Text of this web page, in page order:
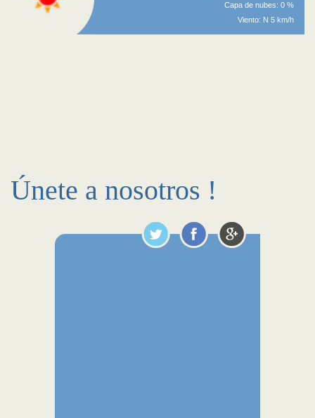
Capa de nubes: 0 %
Viento: N 5 km/h
Únete a nosotros !